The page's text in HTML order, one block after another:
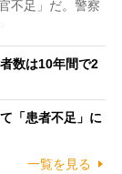
不足」だ。警察
数は10年間で2
「患者不足」に
一覧を見る